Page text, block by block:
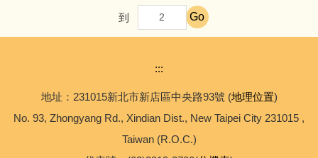
到 Go
:::
地址：231015新北市新店區中央路93號 (地理位置)
No. 93, Zhongyang Rd., Xindian Dist., New Taipei City 231015 ,
Taiwan (R.O.C.)